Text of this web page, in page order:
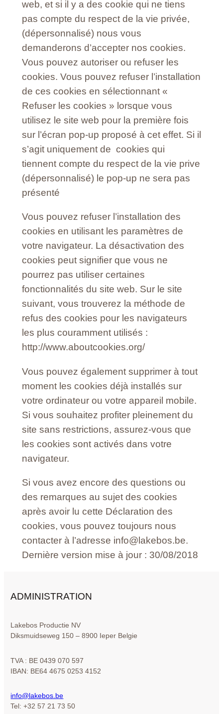
web, et si il y a des cookie qui ne tiens
pas compte du respect de la vie privée,
(dépersonnalisé) nous vous
demanderons d’accepter nos cookies.
Vous pouvez autoriser ou refuser les
cookies. Vous pouvez refuser l’installation
de ces cookies en sélectionnant «
Refuser les cookies » lorsque vous
utilisez le site web pour la première fois
sur l’écran pop-up proposé à cet effet. Si il
s’agit uniquement de cookies qui
tiennent compte du respect de la vie prive
(dépersonnalisé) le pop-up ne sera pas
présenté
Vous pouvez refuser l’installation des
cookies en utilisant les paramètres de
votre navigateur. La désactivation des
cookies peut signifier que vous ne
pourrez pas utiliser certaines
fonctionnalités du site web. Sur le site
suivant, vous trouverez la méthode de
refus des cookies pour les navigateurs
les plus couramment utilisés :
http://www.aboutcookies.org/
Vous pouvez également supprimer à tout
moment les cookies déjà installés sur
votre ordinateur ou votre appareil mobile.
Si vous souhaitez profiter pleinement du
site sans restrictions, assurez-vous que
les cookies sont activés dans votre
navigateur.
Si vous avez encore des questions ou
des remarques au sujet des cookies
après avoir lu cette Déclaration des
cookies, vous pouvez toujours nous
contacter à l’adresse info@lakebos.be.
Dernière version mise à jour : 30/08/2018
ADMINISTRATION
Lakebos Productie NV
Diksmuidseweg 150 – 8900 Ieper Belgie
TVA : BE 0439 070 597
IBAN: BE64 4675 0253 4152
info@lakebos.be
Tel: +32 57 21 73 50